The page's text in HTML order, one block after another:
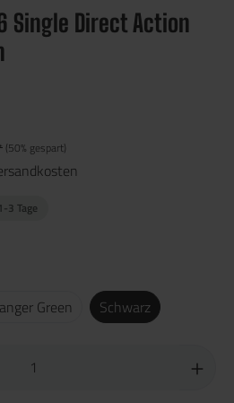
Single Direct Action
(50% gespart)
3 Tage
Green Schwarz